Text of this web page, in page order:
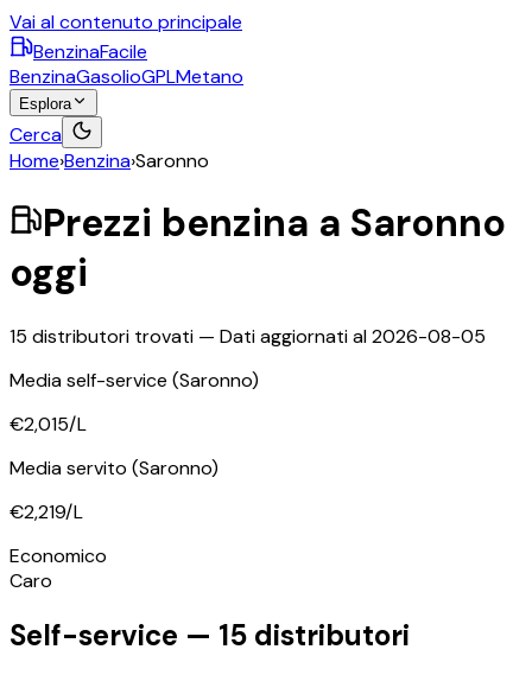
Vai al contenuto principale
BenzinaFacile
BenzinaGasolioGPLMetano
Esplora
Cerca
Home›Benzina›Saronno
Prezzi benzina a Saronno
oggi
15 distributori trovati — Dati aggiornati al2026-08-05
Media self-service (Saronno)
€2,015/L
Media servito (Saronno)
€2,219/L
Economico
Caro
Self-service — 15 distributori